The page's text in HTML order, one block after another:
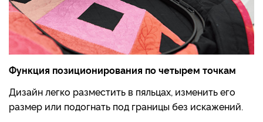
Функция позиционирования по четырем точкам
Дизайн легко разместить в пяльцах, изменить его
размер или подогнать под границы без искажений.